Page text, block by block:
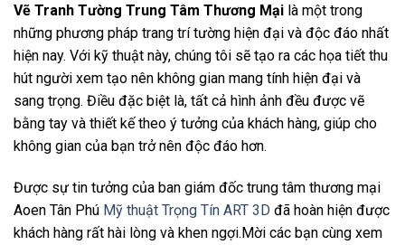
Vẽ Tranh Tường Trung Tâm Thương Mại là một trong
những phương pháp trang trí tường hiện đại và độc đáo nhất
hiện nay. Với kỹ thuật này, chúng tôi sẽ tạo ra các họa tiết thu
hút người xem tạo nên không gian mang tính hiện đại và
sang trọng. Điều đặc biệt là, tất cả hình ảnh đều được vẽ
bằng tay và thiết kế theo ý tưởng của khách hàng, giúp cho
không gian của bạn trở nên độc đáo hơn.
Được sự tin tưởng của ban giám đốc trung tâm thương mại
Aoen Tân Phú Mỹ thuật Trọng Tín ART 3D đã hoàn hiện được
khách hàng rất hài lòng và khen ngợi.Mời các bạn cùng xem